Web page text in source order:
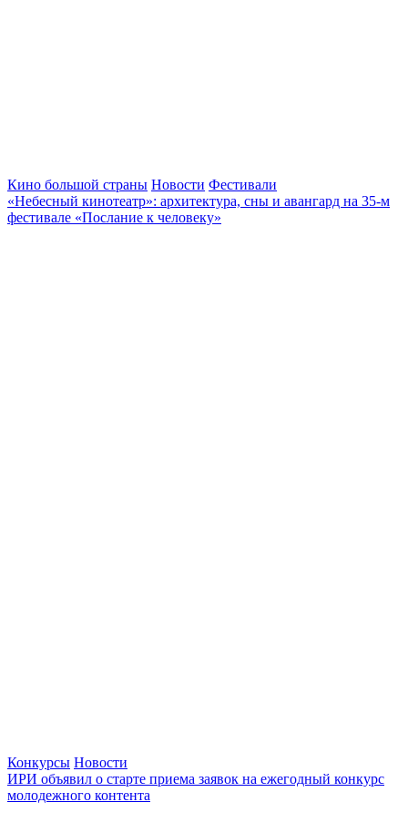
Кино большой страны Новости Фестивали
«Небесный кинотеатр»: архитектура, сны и авангард на 35-м
фестивале «Послание к человеку»
Конкурсы Новости
ИРИ объявил о старте приема заявок на ежегодный конкурс
молодежного контента